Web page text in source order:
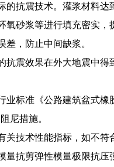
抗震技术。灌浆材料
砂浆等进行填充密实
，防止中间缺浆。
震效果在外大地震中得
标准《公路建筑盆式
尼措施。
技术性能指标，如不符
抗剪弹性模量极限抗